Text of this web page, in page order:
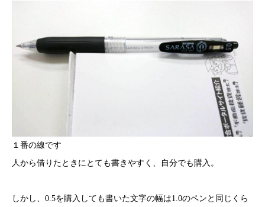
１番の線です
人から借りたときにとても書きやすく、自分でも購入。
しかし、0.5を購入しても書いた文字の幅は1.0のペンと同じくら